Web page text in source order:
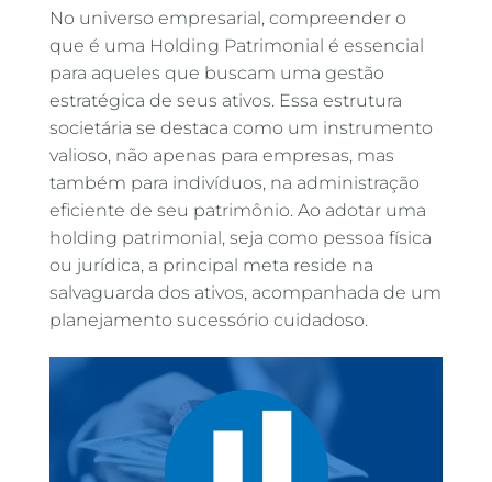
No universo empresarial, compreender o
que é uma Holding Patrimonial é essencial
para aqueles que buscam uma gestão
estratégica de seus ativos. Essa estrutura
societária se destaca como um instrumento
valioso, não apenas para empresas, mas
também para indivíduos, na administração
eficiente de seu patrimônio. Ao adotar uma
holding patrimonial, seja como pessoa física
ou jurídica, a principal meta reside na
salvaguarda dos ativos, acompanhada de um
planejamento sucessório cuidadoso.